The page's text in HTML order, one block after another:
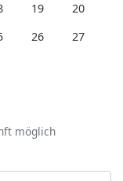
19
20
26
27
möglich